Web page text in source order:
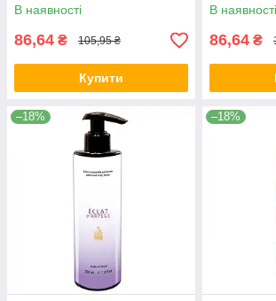
В наявності
86,64 ₴ 105,95 ₴
Купити
В наявності
86,64 ₴
–18% –18%